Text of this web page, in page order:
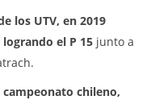
los UTV, en 2019
el P 15 junto a
chileno,